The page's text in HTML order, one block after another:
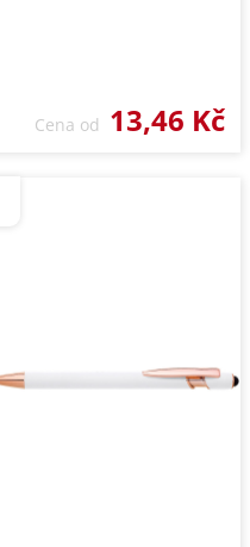
Cena od 13,46 Kč